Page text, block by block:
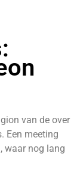
van de over
Een meeting
waar nog lang